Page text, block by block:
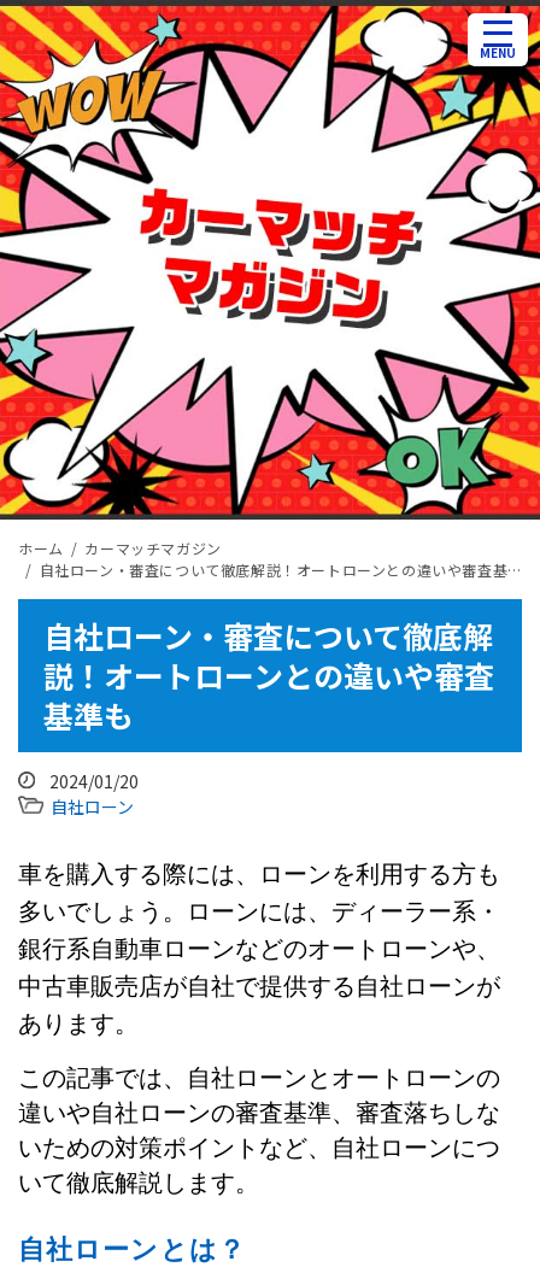
ホーム
カーマッチマガジン
自社ローン・審査について徹底解説！オートローンとの違いや審査基準も
自社ローン・審査について徹底解
説！オートローンとの違いや審査
基準も
2024/01/20
自社ローン
車を購入する際には、ローンを利用する方も
多いでしょう。ローンには、ディーラー系・
銀行系自動車ローンなどのオートローンや、
中古車販売店が自社で提供する自社ローンが
あります。
この記事では、自社ローンとオートローンの
違いや自社ローンの審査基準、審査落ちしな
いための対策ポイントなど、自社ローンにつ
いて徹底解説します。
自社ローンとは？